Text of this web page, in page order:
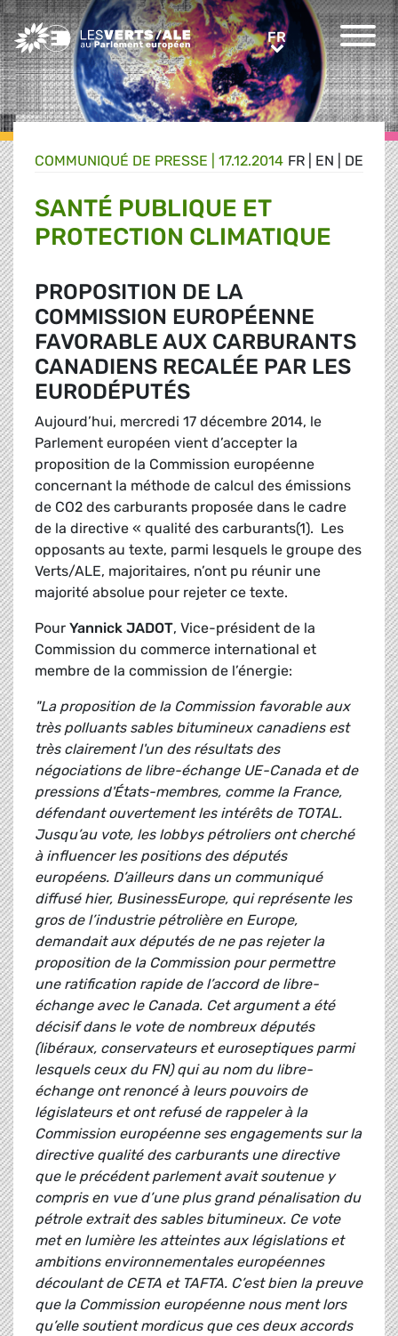
Greens/EFA Home FRFR
FR EN DE
COMMUNIQUÉ DE PRESSE 17.12.2014
SANTÉ PUBLIQUE ET
PROTECTION CLIMATIQUE
PROPOSITION DE LA
COMMISSION EUROPÉENNE
FAVORABLE AUX CARBURANTS
CANADIENS RECALÉE PAR LES
EURODÉPUTÉS
Aujourd’hui, mercredi 17 décembre 2014, le
Parlement européen vient d’accepter la
proposition de la Commission européenne
concernant la méthode de calcul des émissions
de CO2 des carburants proposée dans le cadre
de la directive « qualité des carburants(1). Les
opposants au texte, parmi lesquels le groupe des
Verts/ALE, majoritaires, n’ont pu réunir une
majorité absolue pour rejeter ce texte.
Pour Yannick JADOT, Vice-président de la
Commission du commerce international et
membre de la commission de l’énergie:
"La proposition de la Commission favorable aux
très polluants sables bitumineux canadiens est
très clairement l'un des résultats des
négociations de libre-échange UE-Canada et de
pressions d'États-membres, comme la France,
défendant ouvertement les intérêts de TOTAL.
Jusqu’au vote, les lobbys pétroliers ont cherché
à influencer les positions des députés
européens. D’ailleurs dans un communiqué
diffusé hier, BusinessEurope, qui représente les
gros de l’industrie pétrolière en Europe,
demandait aux députés de ne pas rejeter la
proposition de la Commission pour permettre
une ratification rapide de l’accord de libre-
échange avec le Canada. Cet argument a été
décisif dans le vote de nombreux députés
(libéraux, conservateurs et euroseptiques parmi
lesquels ceux du FN) qui au nom du libre-
échange ont renoncé à leurs pouvoirs de
législateurs et ont refusé de rappeler à la
Commission européenne ses engagements sur la
directive qualité des carburants une directive
que le précédent parlement avait soutenue y
compris en vue d’une plus grand pénalisation du
pétrole extrait des sables bitumineux. Ce vote
met en lumière les atteintes aux législations et
ambitions environnementales européennes
découlant de CETA et TAFTA. C’est bien la preuve
que la Commission européenne nous ment lors
qu’elle soutient mordicus que ces deux accords